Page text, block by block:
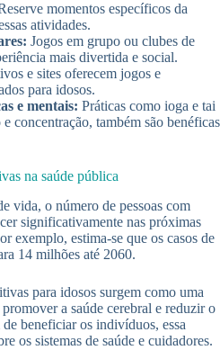
momentos específicos da
atividades.
Jogos em grupo ou clubes de
mais divertida e social.
e sites oferecem jogos e
para idosos.
e mentais: Práticas como ioga e tai
concentração, também são benéficas
na saúde pública
vida, o número de pessoas com
significativamente nas próximas
exemplo, estima-se que os casos de
14 milhões até 2060.
para idosos surgem como uma
a saúde cerebral e reduzir o
beneficiar os indivíduos, essa
os sistemas de saúde e cuidadores.